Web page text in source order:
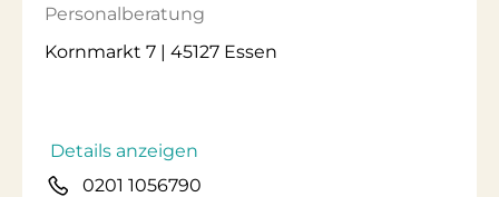
Personalberatung
Kornmarkt 7 | 45127 Essen
Details anzeigen
0201 1056790